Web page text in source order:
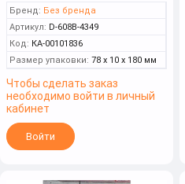
Бренд: Без бренда
Артикул: D-608B-4349
Код: КА-00101836
Размер упаковки: 78 x 10 x 180 мм
Чтобы сделать заказ
необходимо войти в личный
кабинет
Войти